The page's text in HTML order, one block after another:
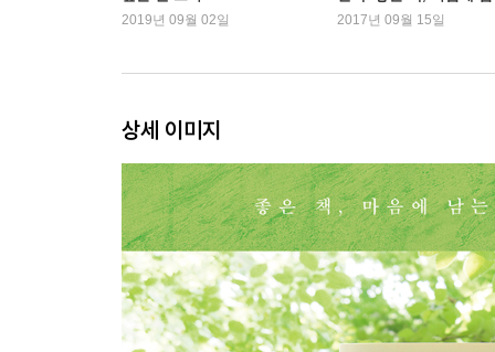
알지 못해라 쇠줄을 끌러줄 사람 누구인가?
서리 내린 연잎은 그 푸르렀던 빛을 따라 주름져 가
어둠을 지나지 않으면 어둠 속에서 벗어나지 못하
매실은 신맛을 남겨 이빨이 약해지고
검은 고양이의 아름다운 귀울림 소리처럼
그대를 생각하면서도 보지 못한 채
외롭고 높고 쓸쓸한
그 그림자, 언제나 못에 드리워져
이슬이 무거워 난초 이파리 지그시 고개를 수그리고
2019년 09월 02일
책
2017년 09월 15일
상세 이미지